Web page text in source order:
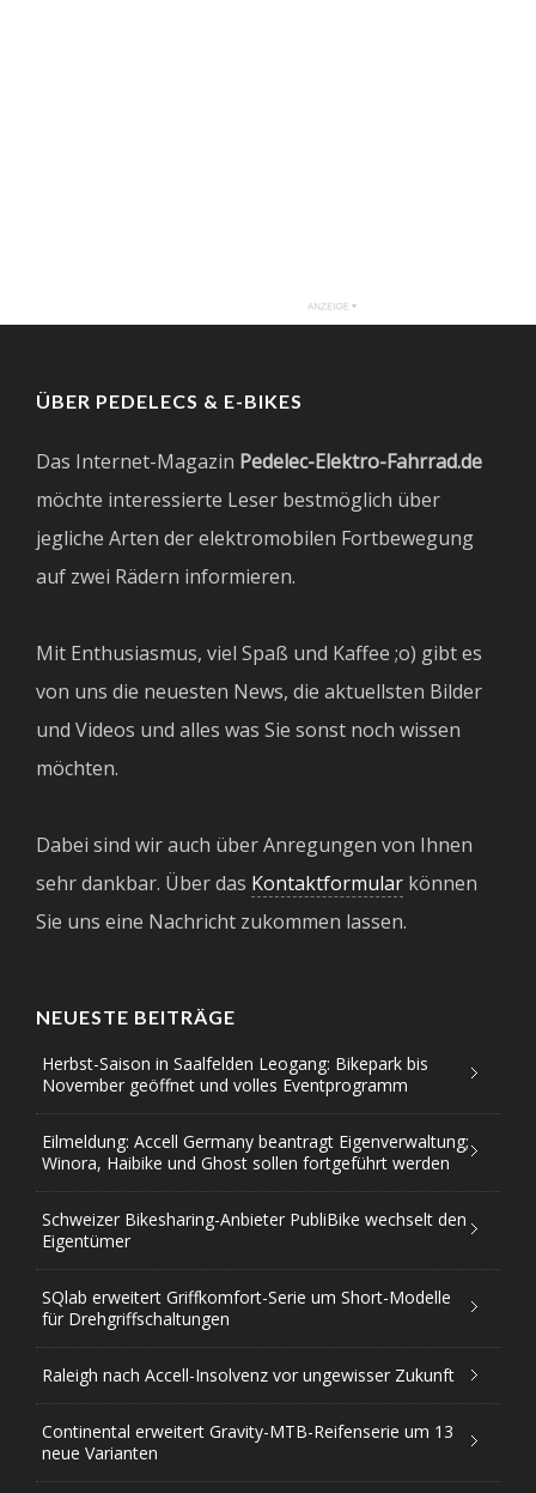
ÜBER PEDELECS & E-BIKES
Das Internet-Magazin Pedelec-Elektro-Fahrrad.de
möchte interessierte Leser bestmöglich über
jegliche Arten der elektromobilen Fortbewegung
auf zwei Rädern informieren.
Mit Enthusiasmus, viel Spaß und Kaffee ;o) gibt es
von uns die neuesten News, die aktuellsten Bilder
und Videos und alles was Sie sonst noch wissen
möchten.
Dabei sind wir auch über Anregungen von Ihnen
sehr dankbar. Über das Kontaktformular können
Sie uns eine Nachricht zukommen lassen.
NEUESTE BEITRÄGE
Herbst-Saison in Saalfelden Leogang: Bikepark bis
November geöffnet und volles Eventprogramm
Eilmeldung: Accell Germany beantragt Eigenverwaltung;
Winora, Haibike und Ghost sollen fortgeführt werden
Schweizer Bikesharing-Anbieter PubliBike wechselt den
Eigentümer
SQlab erweitert Griffkomfort-Serie um Short-Modelle
für Drehgriffschaltungen
Raleigh nach Accell-Insolvenz vor ungewisser Zukunft
Continental erweitert Gravity-MTB-Reifenserie um 13
neue Varianten